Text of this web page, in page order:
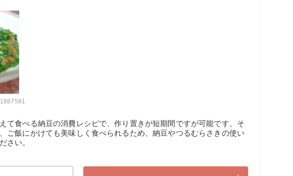
て食べる納豆の消費レシピで、作り置きが短期間ですが可能です。そ
ご飯にかけても美味しく食べられるため、納豆やつるむらさきの使い
さい。